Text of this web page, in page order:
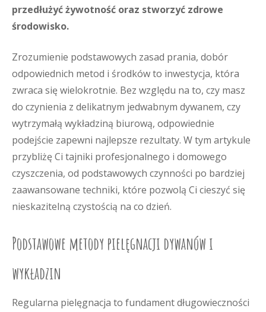
przedłużyć żywotność oraz stworzyć zdrowe
środowisko.
Zrozumienie podstawowych zasad prania, dobór
odpowiednich metod i środków to inwestycja, która
zwraca się wielokrotnie. Bez względu na to, czy masz
do czynienia z delikatnym jedwabnym dywanem, czy
wytrzymałą wykładziną biurową, odpowiednie
podejście zapewni najlepsze rezultaty. W tym artykule
przybliżę Ci tajniki profesjonalnego i domowego
czyszczenia, od podstawowych czynności po bardziej
zaawansowane techniki, które pozwolą Ci cieszyć się
nieskazitelną czystością na co dzień.
Podstawowe metody pielęgnacji dywanów i
wykładzin
Regularna pielęgnacja to fundament długowieczności